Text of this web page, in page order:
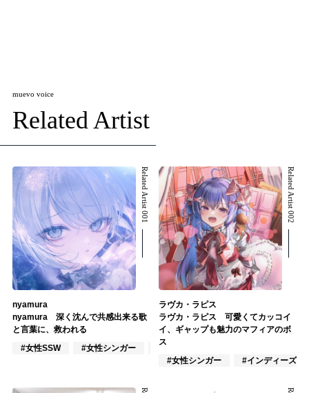
muevo voice
Related Artist
Related Artist 001
nyamura
nyamura 深く沈んで共感出来る歌
と言葉に、救われる
#女性SSW
#女性シンガー #作詞/作曲家
Related Artist 002
ラヴカ・ラピス
ラヴカ・ラピス 可愛くてカッコイ
イ、ギャップも魅力のマフィアのボ
ス
#女性シンガー
#インディーズ